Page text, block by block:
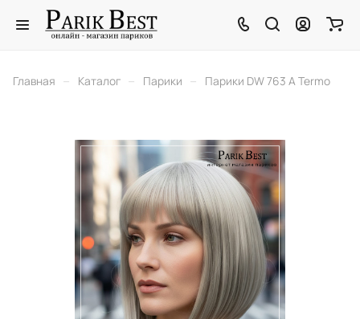
Главная – Каталог – Парики – Парики DW 763 A Termo